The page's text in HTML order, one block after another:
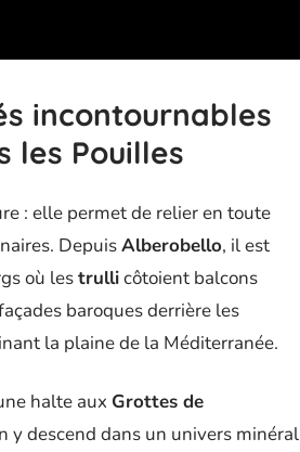
incontournables
les Pouilles
: elle permet de relier en toute
DepuisAlberobello, il est
où lestrullicôtoient balcons
baroques derrière les
la plaine de la Méditerranée.
halte aux Grottes de
y descend dans un univers minéral